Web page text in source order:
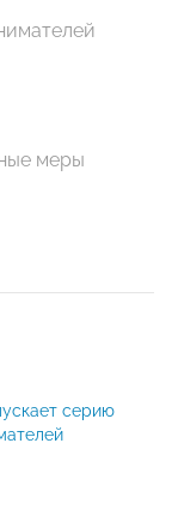
меры
серию